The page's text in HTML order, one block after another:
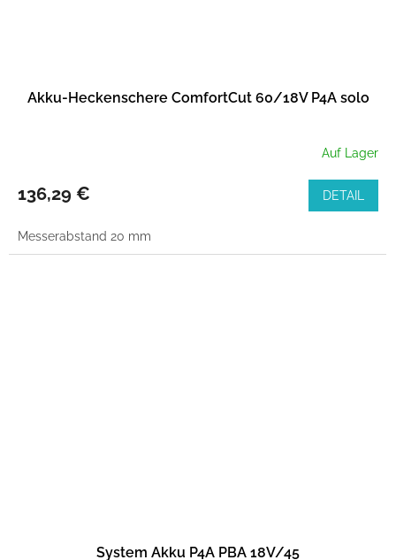
Akku-Heckenschere ComfortCut 60/18V P4A solo
Auf Lager
136,29 € DETAIL
Messerabstand 20 mm
System Akku P4A PBA 18V/45